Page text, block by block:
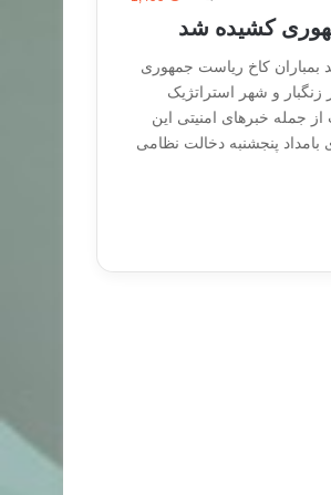
کشیده شد
بمباران کاخ ریاست جمهوری
و شهر استراتژیک
از جمله خبرهای امنیتی این
پنجشنبه دخالت نظامی